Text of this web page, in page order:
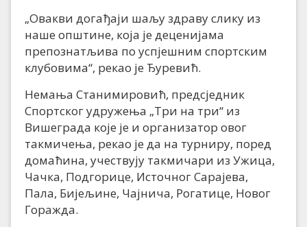
„Овакви догађаји шаљу здраву слику из
наше општине, која је деценијама
препознатљива по успјешним спортским
клубовима“, рекао је Ђуревић.
Немања Станимировић, предсједник
Спортског удружења „Три на три“ из
Вишеграда које је и организатор овог
такмичења, рекао је да на турниру, поред
домаћина, учествују такмичари из Ужица,
Чачка, Подгорице, Источног Сарајева,
Пала, Бијељине, Чајнича, Рогатице, Новог
Горажда.